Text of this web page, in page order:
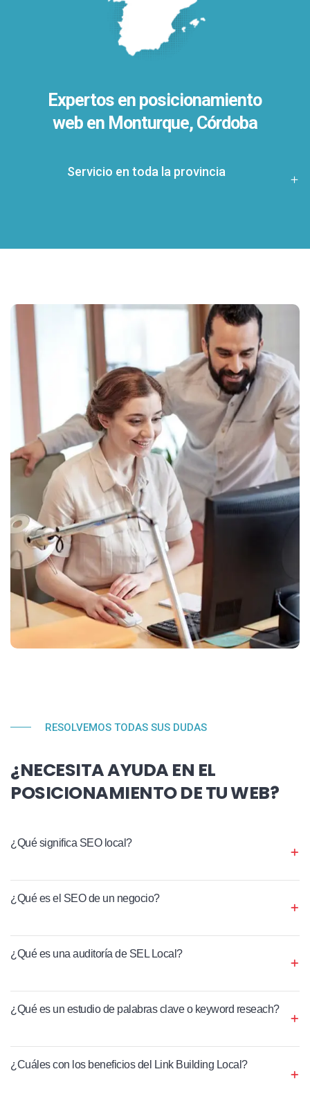
Expertos en posicionamiento
web en Monturque, Córdoba
Servicio en toda la provincia
RESOLVEMOS TODAS SUS DUDAS
¿NECESITA AYUDA EN EL
POSICIONAMIENTO DE TU WEB?
¿Qué significa SEO local?
¿Qué es el SEO de un negocio?
¿Qué es una auditoría de SEL Local?
¿Qué es un estudio de palabras clave o keyword reseach?
¿Cuáles con los beneficios del Link Building Local?